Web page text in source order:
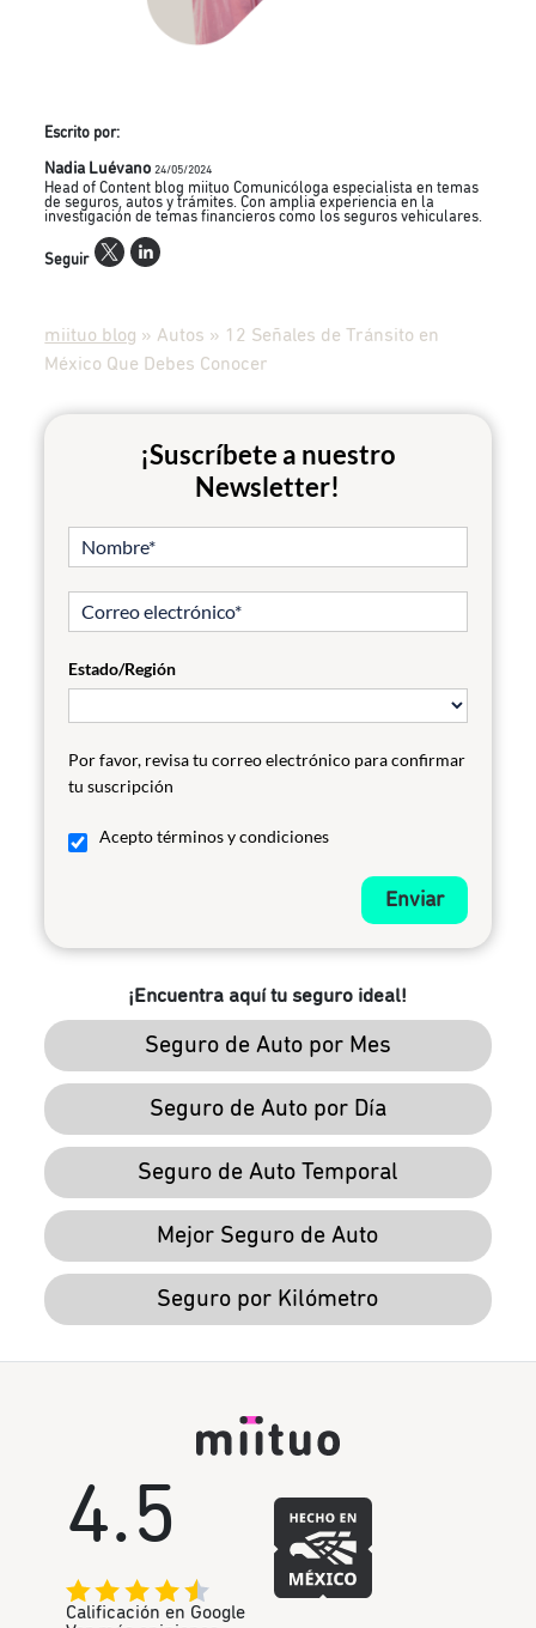
Escrito por:
Nadia Luévano 24/05/2024
Head of Content blog miituo Comunicóloga especialista en temas
de seguros, autos y trámites. Con amplia experiencia en la
investigación de temas financieros como los seguros vehiculares.
Seguir
miituo blog » Autos » 12 Señales de Tránsito en
México Que Debes Conocer
¡Suscríbete a nuestro
Newsletter!
Estado/Región
Por favor, revisa tu correo electrónico para confirmar
tu suscripción
Acepto términos y condiciones
Enviar
¡Encuentra aquí tu seguro ideal!
Seguro de Auto por Mes
Seguro de Auto por Día
Seguro de Auto Temporal
Mejor Seguro de Auto
Seguro por Kilómetro
4.5
Calificación en Google